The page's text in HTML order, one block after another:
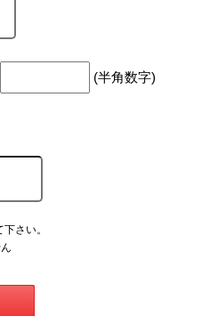
(半角数字)
さい。